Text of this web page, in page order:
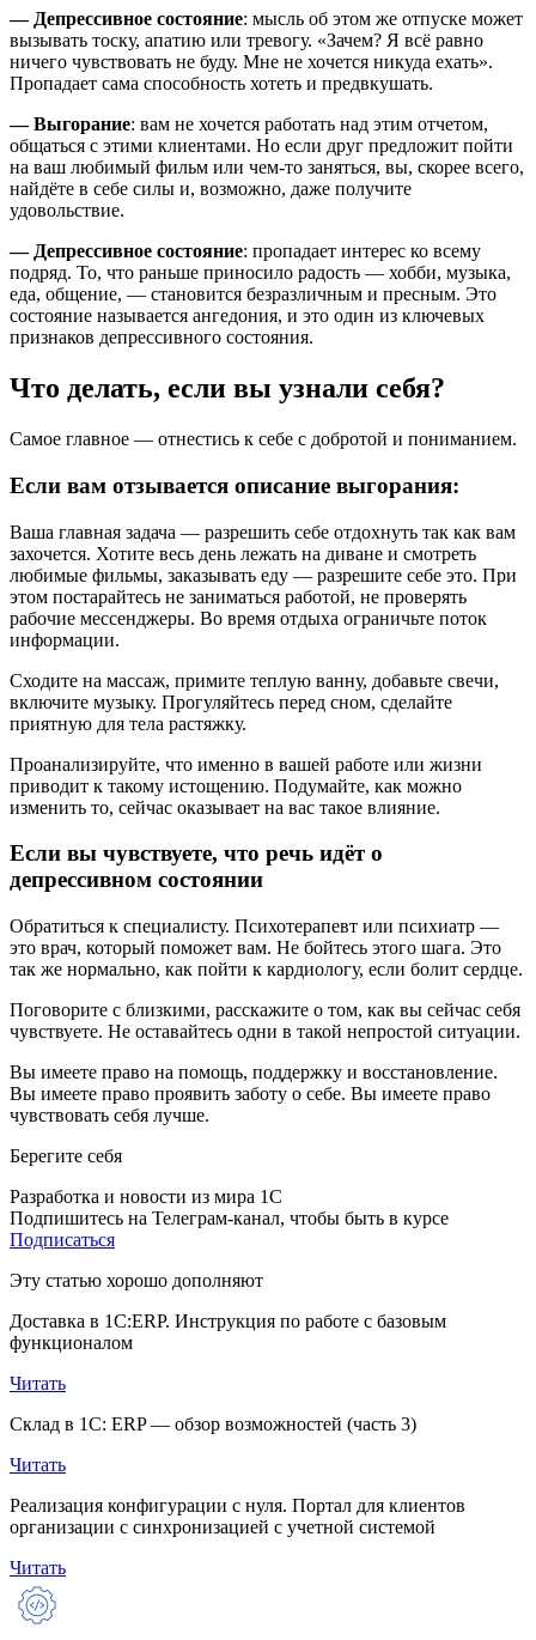
— Депрессивное состояние: мысль об этом же отпуске может
вызывать тоску, апатию или тревогу. «Зачем? Я всё равно
ничего чувствовать не буду. Мне не хочется никуда ехать».
Пропадает сама способность хотеть и предвкушать.
— Выгорание: вам не хочется работать над этим отчетом,
общаться с этими клиентами. Но если друг предложит пойти
на ваш любимый фильм или чем-то заняться, вы, скорее всего,
найдёте в себе силы и, возможно, даже получите
удовольствие.
— Депрессивное состояние: пропадает интерес ко всему
подряд. То, что раньше приносило радость — хобби, музыка,
еда, общение, — становится безразличным и пресным. Это
состояние называется ангедония, и это один из ключевых
признаков депрессивного состояния.
Что делать, если вы узнали себя?
Самое главное — отнестись к себе с добротой и пониманием.
Если вам отзывается описание выгорания:
Ваша главная задача — разрешить себе отдохнуть так как вам
захочется. Хотите весь день лежать на диване и смотреть
любимые фильмы, заказывать еду — разрешите себе это. При
этом постарайтесь не заниматься работой, не проверять
рабочие мессенджеры. Во время отдыха ограничьте поток
информации.
Сходите на массаж, примите теплую ванну, добавьте свечи,
включите музыку. Прогуляйтесь перед сном, сделайте
приятную для тела растяжку.
Проанализируйте, что именно в вашей работе или жизни
приводит к такому истощению. Подумайте, как можно
изменить то, сейчас оказывает на вас такое влияние.
Если вы чувствуете, что речь идёт о
депрессивном состоянии
Обратиться к специалисту. Психотерапевт или психиатр —
это врач, который поможет вам. Не бойтесь этого шага. Это
так же нормально, как пойти к кардиологу, если болит сердце.
Поговорите с близкими, расскажите о том, как вы сейчас себя
чувствуете. Не оставайтесь одни в такой непростой ситуации.
Вы имеете право на помощь, поддержку и восстановление.
Вы имеете право проявить заботу о себе. Вы имеете право
чувствовать себя лучше.
Берегите себя
Разработка и новости из мира 1С
Подпишитесь на Телеграм-канал, чтобы быть в курсе
Подписаться
Эту статью хорошо дополняют
Доставка в 1С:ERP. Инструкция по работе с базовым
функционалом
Читать
Склад в 1С: ERP — обзор возможностей (часть 3)
Читать
Реализация конфигурации с нуля. Портал для клиентов
организации с синхронизацией с учетной системой
Читать